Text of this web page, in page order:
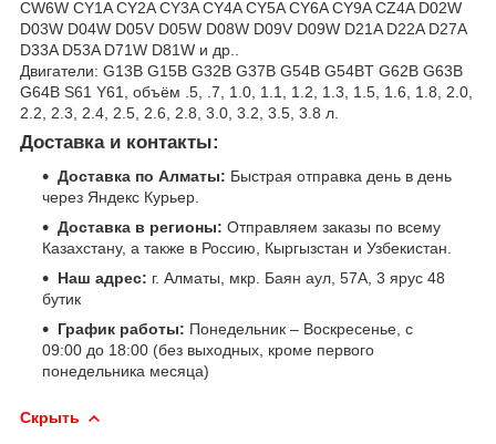
CW6W CY1A CY2A CY3A CY4A CY5A CY6A CY9A CZ4A D02W
D03W D04W D05V D05W D08W D09V D09W D21A D22A D27A
D33A D53A D71W D81W и др..
Двигатели: G13B G15B G32B G37B G54B G54BT G62B G63B
G64B S61 Y61, объём .5, .7, 1.0, 1.1, 1.2, 1.3, 1.5, 1.6, 1.8, 2.0,
2.2, 2.3, 2.4, 2.5, 2.6, 2.8, 3.0, 3.2, 3.5, 3.8 л.
Доставка и контакты:
Доставка по Алматы: Быстрая отправка день в день
через Яндекс Курьер.
Доставка в регионы: Отправляем заказы по всему
Казахстану, а также в Россию, Кыргызстан и Узбекистан.
Наш адрес: г. Алматы, мкр. Баян аул, 57А, 3 ярус 48
бутик
График работы: Понедельник – Воскресенье, с
09:00 до 18:00 (без выходных, кроме первого
понедельника месяца)
Скрыть